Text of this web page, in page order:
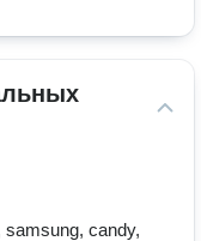
samsung, candy,